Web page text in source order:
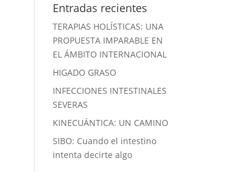
Entradas recientes
TERAPIAS HOLÍSTICAS: UNA
PROPUESTA IMPARABLE EN
EL ÁMBITO INTERNACIONAL
HIGADO GRASO
INFECCIONES INTESTINALES
SEVERAS
KINECUÁNTICA: UN CAMINO
SIBO: Cuando el intestino
intenta decirte algo